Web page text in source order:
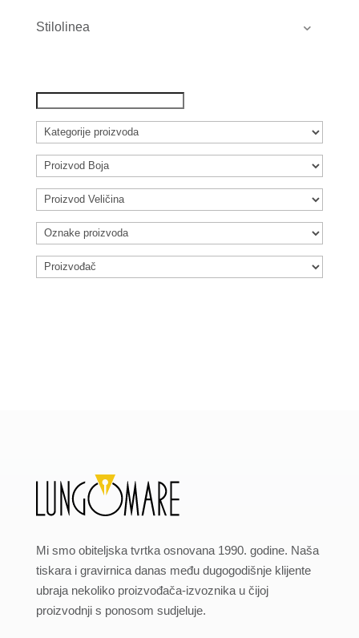
Stilolinea
Mi smo obiteljska tvrtka osnovana 1990. godine. Naša
tiskara i gravirnica danas među dugogodišnje klijente
ubraja nekoliko proizvođača-izvoznika u čijoj
proizvodnji s ponosom sudjeluje.